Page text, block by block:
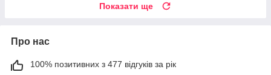
Показати ще
Про нас
100% позитивних з 477 відгуків за рік